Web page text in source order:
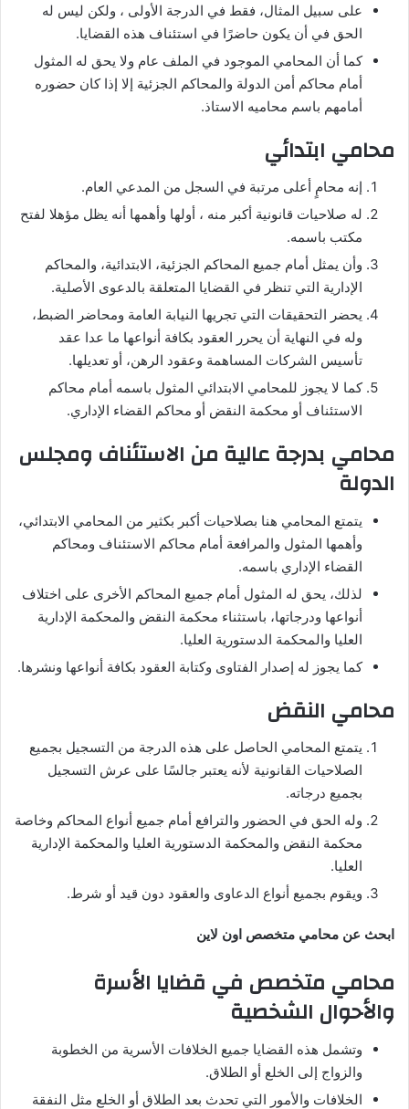
على سبيل المثال، فقط في الدرجة الأولى ، ولكن ليس له
الحق في أن يكون حاضرًا في استئناف هذه القضايا.
كما أن المحامي الموجود في الملف عام ولا يحق له المثول
أمام محاكم أمن الدولة والمحاكم الجزئية إلا إذا كان حضوره
أمامهم باسم محاميه الاستاذ.
محامي ابتدائي
إنه محامٍ أعلى مرتبة في السجل من المدعي العام.
له صلاحيات قانونية أكبر منه ، أولها وأهمها أنه يظل مؤهلا لفتح
مكتب باسمه.
وأن يمثل أمام جميع المحاكم الجزئية، الابتدائية، والمحاكم
الإدارية التي تنظر في القضايا المتعلقة بالدعوى الأصلية.
يحضر التحقيقات التي تجريها النيابة العامة ومحاضر الضبط،
وله في النهاية أن يحرر العقود بكافة أنواعها ما عدا عقد
تأسيس الشركات المساهمة وعقود الرهن، أو تعديلها.
كما لا يجوز للمحامي الابتدائي المثول باسمه أمام محاكم
الاستئناف أو محكمة النقض أو محاكم القضاء الإداري.
محامي بدرجة عالية من الاستئناف ومجلس
الدولة
يتمتع المحامي هنا بصلاحيات أكبر بكثير من المحامي الابتدائي،
وأهمها المثول والمرافعة أمام محاكم الاستئناف ومحاكم
القضاء الإداري باسمه.
لذلك، يحق له المثول أمام جميع المحاكم الأخرى على اختلاف
أنواعها ودرجاتها، باستثناء محكمة النقض والمحكمة الإدارية
العليا والمحكمة الدستورية العليا.
كما يجوز له إصدار الفتاوى وكتابة العقود بكافة أنواعها ونشرها.
محامي النقض
يتمتع المحامي الحاصل على هذه الدرجة من التسجيل بجميع
الصلاحيات القانونية لأنه يعتبر جالسًا على عرش التسجيل
بجميع درجاته.
وله الحق في الحضور والترافع أمام جميع أنواع المحاكم وخاصة
محكمة النقض والمحكمة الدستورية العليا والمحكمة الإدارية
العليا.
ويقوم بجميع أنواع الدعاوى والعقود دون قيد أو شرط.
ابحث عن محامي متخصص اون لاين
محامي متخصص في قضايا الأسرة
والأحوال الشخصية
وتشمل هذه القضايا جميع الخلافات الأسرية من الخطوبة
والزواج إلى الخلع أو الطلاق.
الخلافات والأمور التي تحدث بعد الطلاق أو الخلع مثل النفقة